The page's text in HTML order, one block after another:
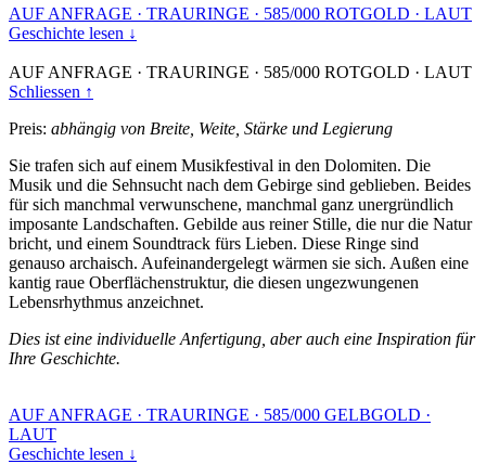
AUF ANFRAGE · TRAURINGE · 585/000 ROTGOLD · LAUT
Geschichte lesen ↓
AUF ANFRAGE · TRAURINGE · 585/000 ROTGOLD · LAUT
Schliessen ↑
Preis: abhängig von Breite, Weite, Stärke und Legierung
Sie trafen sich auf einem Musikfestival in den Dolomiten. Die
Musik und die Sehnsucht nach dem Gebirge sind geblieben. Beides
für sich manchmal verwunschene, manchmal ganz unergründlich
imposante Landschaften. Gebilde aus reiner Stille, die nur die Natur
bricht, und einem Soundtrack fürs Lieben. Diese Ringe sind
genauso archaisch. Aufeinandergelegt wärmen sie sich. Außen eine
kantig raue Oberflächenstruktur, die diesen ungezwungenen
Lebensrhythmus anzeichnet.
Dies ist eine individuelle Anfertigung, aber auch eine Inspiration für
Ihre Geschichte.
AUF ANFRAGE · TRAURINGE · 585/000 GELBGOLD ·
LAUT
Geschichte lesen ↓